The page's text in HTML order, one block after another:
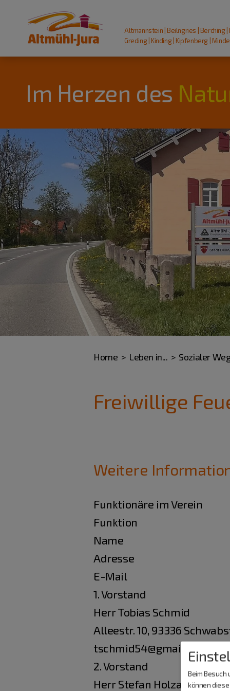
Altmannstein | Beilngries | Berching
Greding | Kinding | Kipfenberg |
Im Herzen des
Home Leben in... Sozialer
Freiwillige
Weitere
Funktionäre im Verein
Funktion
Name
Adresse
E-Mail
1. Vorstand
Herr Tobias Schmid
Alleestr. 10, 93336
tschmid54@gmail.com
2. Vorstand
Herr Stefan Holzapfel
Beim
können